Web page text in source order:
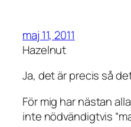
maj 11, 2011
Hazelnut
Ja, det är precis så
För mig har nästan
inte nödvändigtvis